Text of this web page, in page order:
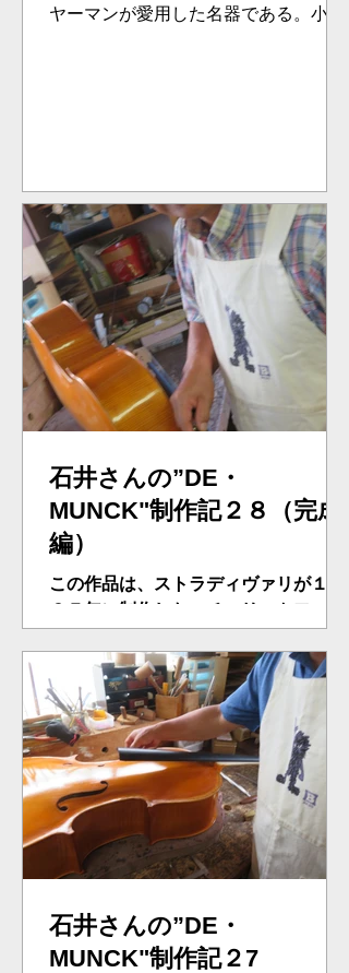
ヤーマンが愛用した名器である。小生
石井さんの”DE・
MUNCK"制作記２８（完成
編）
この作品は、ストラディヴァリが１７
３７年に制作した。チェリストフォイ
も１９６０年に最初に創った。氏、１
年足らずでの完成、素晴らしく早い完
成・・・。問題はネックの太さにあっ
た。弾きやすいネックの太さに調整。
ブリッジも調整。素晴らしい音になっ
た...
石井さんの”DE・
MUNCK"制作記２7